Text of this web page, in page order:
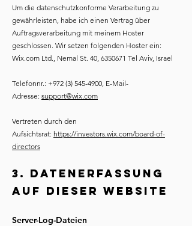
Um die datenschutzkonforme Verarbeitung zu
gewährleisten, habe ich einen Vertrag über
Auftragsverarbeitung mit meinem Hoster
geschlossen. Wir setzen folgenden Hoster ein:
Wix.com Ltd., Nemal St. 40, 6350671 Tel Aviv, Israel
Telefonnr.: +972 (3) 545-4900, E-Mail-
Adresse: support@wix.com
Vertreten durch den
Aufsichtsrat: https://investors.wix.com/board-of-
directors
3. Datenerfassung
auf dieser Website
Server-Log-Dateien